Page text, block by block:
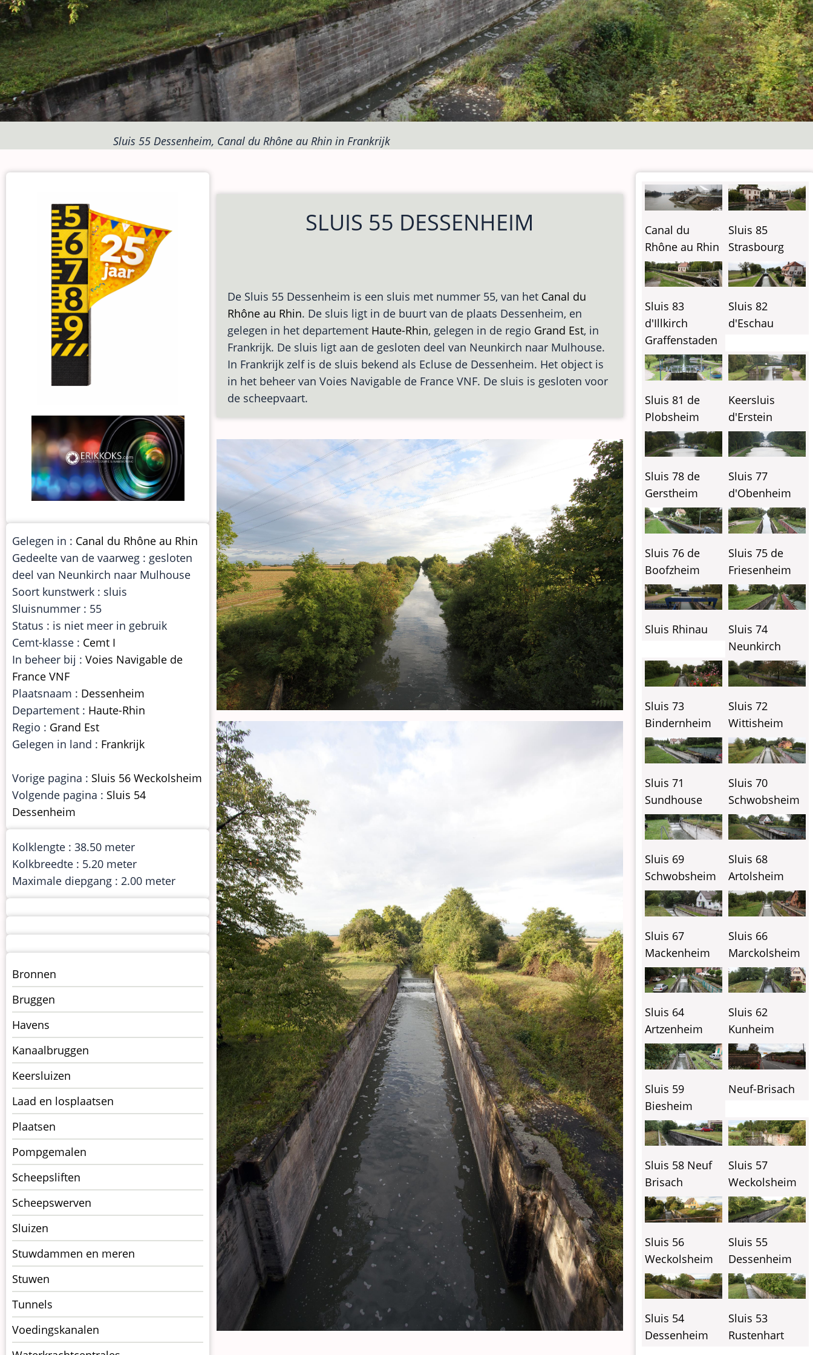
Sluis 55 Dessenheim, Canal du Rhône au Rhin in Frankrijk
SLUIS 55 DESSENHEIM
De Sluis 55 Dessenheim is een sluis met nummer 55, van het Canal du
Rhône au Rhin. De sluis ligt in de buurt van de plaats Dessenheim, en
gelegen in het departement Haute-Rhin, gelegen in de regio Grand Est, in
Frankrijk. De sluis ligt aan de gesloten deel van Neunkirch naar Mulhouse.
In Frankrijk zelf is de sluis bekend als Ecluse de Dessenheim. Het object is
in het beheer van Voies Navigable de France VNF. De sluis is gesloten voor
de scheepvaart.
Gelegen in : Canal du Rhône au Rhin
Gedeelte van de vaarweg : gesloten
deel van Neunkirch naar Mulhouse
Soort kunstwerk : sluis
Sluisnummer : 55
Status : is niet meer in gebruik
Cemt-klasse : Cemt I
In beheer bij : Voies Navigable de
France VNF
Plaatsnaam : Dessenheim
Departement : Haute-Rhin
Regio : Grand Est
Gelegen in land : Frankrijk
Vorige pagina : Sluis 56 Weckolsheim
Volgende pagina : Sluis 54
Dessenheim
Kolklengte : 38.50 meter
Kolkbreedte : 5.20 meter
Maximale diepgang : 2.00 meter
Menu
kunstwerken
op
kunstwerkpagina
Bronnen
Bruggen
Havens
Kanaalbruggen
Keersluizen
Laad en losplaatsen
Plaatsen
Pompgemalen
Scheepsliften
Scheepswerven
Sluizen
Stuwdammen en meren
Stuwen
Tunnels
Voedingskanalen
Canal du
Rhône au Rhin
Sluis 85
Strasbourg
Sluis 83
d'Illkirch
Graffenstaden
Sluis 82
d'Eschau
Sluis 81 de
Plobsheim
Keersluis
d'Erstein
Sluis 78 de
Gerstheim
Sluis 77
d'Obenheim
Sluis 76 de
Boofzheim
Sluis 75 de
Friesenheim
Sluis Rhinau
Sluis 74
Neunkirch
Sluis 73
Bindernheim
Sluis 72
Wittisheim
Sluis 71
Sundhouse
Sluis 70
Schwobsheim
Sluis 69
Schwobsheim
Sluis 68
Artolsheim
Sluis 67
Mackenheim
Sluis 66
Marckolsheim
Sluis 64
Artzenheim
Sluis 62
Kunheim
Sluis 59
Biesheim
Neuf-Brisach
Sluis 58 Neuf
Brisach
Sluis 57
Weckolsheim
Sluis 56
Weckolsheim
Sluis 55
Dessenheim
Sluis 54
Dessenheim
Sluis 53
Rustenhart